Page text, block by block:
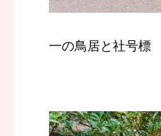
一の鳥居と社号標